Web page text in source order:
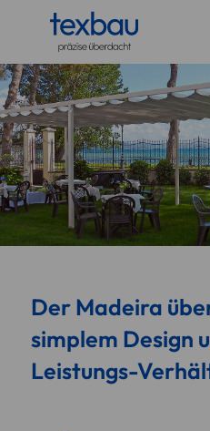
Der Madeira
simplem Design
Leistungs-